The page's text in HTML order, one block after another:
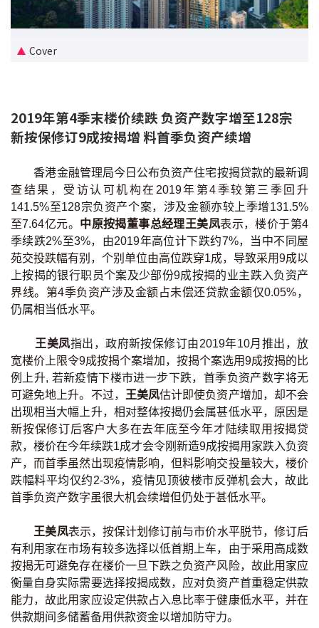
新盘优越按揭优惠
中原按揭标签优惠
按揭工具
按揭计算
转按计算
置业预算
供款年期计算
工商铺按揭计算
免费物业估价
下载中心
按揭全面睇
新闻/研究
公司动态
按市新闻
统计数据库
按揭快趣智识
Cover
2019年第4季末楼价续跌 负资产数字增至128宗
新按保修订9成按揭增 料首季负资产续增
香港金融管理局今日公布负资产住宅按揭贷款的最新调
查结果，受访认可机构在2019年第4季较第三季回升
141.5%至128宗负资产个案，涉及金额亦较上季增131.5%
至7.64亿元。 中原按揭董事总经理王美凤表示，楼价于第4
季续跌2%至3%，由2019年高位计下跌约7%，当中不同屋
苑交投跌幅有别，个别单位由高位跌穿1成，导致采用9成以
上按揭的银行职员个案及少部份9成按揭的业主跌入负资产
界线。第4季负资产涉及金额占未偿还贷款金额仅0.05%，
仍属相当低水平。
王美凤指出，政府新按保修订由2019年10月推出，放
宽楼价上限令9成按揭个案增加，按揭个案选用9成按揭的比
例上升, 若新疫情下楼市进一步下跌，首季负资产数字将无
可避免地上升。不过，
王美凤估计即使负资产增加，却不会
出现相当大幅上升，相对整体按揭仍会属甚低水平，原因是
新按保修订后客户大多在去年底至今年才陆续取用按揭贷
款，楼价在今年续跌1成才会令刚新造9成按揭用家跌入负资
产，而首季虽然出现疫情影响，但料影响交投量较大，楼价
跌幅料平均仅约2-3%，疫情见顶彼楼市反弹机会大，故此
首季负资产数字虽很大机会续增但仍处于甚低水平。
王美凤表示，按保计划修订前与市价水平脱节，修订后
有利用家在市场有较多选择以低首期上车，由于采用高成数
按揭无可避免存在楼价一旦下跌之负资产风险，故此用家应
衡量自身实际需要选择按揭成数，应对负资产首重稳定供款
能力，故此用家应设定供款占入息比率于健康低水平，并在
供款期间多储蓄备用供款资金以增加防守力。